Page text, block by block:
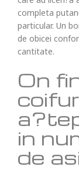
completa
particular. Un
de obicei
cantitate.
On
in
de